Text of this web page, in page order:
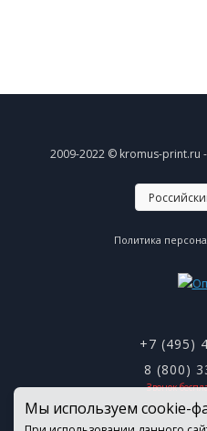
2009-2022 © kromus-print.ru
Политика
+7 (495)
8 (800)
Звонок
Мы используем cookie-